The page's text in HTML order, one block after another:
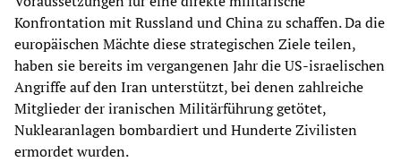
Konfrontation mit Russland und China zu schaffen. Da die
europäischen Mächte diese strategischen Ziele teilen,
haben sie bereits im vergangenen Jahr die US-israelischen
Angriffe auf den Iran unterstützt, bei denen zahlreiche
Mitglieder der iranischen Militärführung getötet,
Nuklearanlagen bombardiert und Hunderte Zivilisten
ermordet wurden.